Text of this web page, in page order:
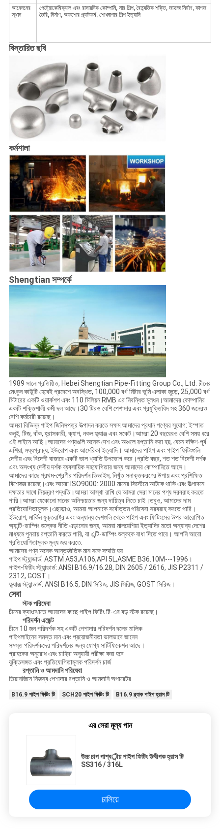
আবেদনের
স্থান
পেট্রোকেমিক্যাল এবং রাসায়নিক কোম্পানি, সার শিল্প, বৈদ্যুতিক শক্তি, জাহাজ নির্মাণ, কাগজ
তৈরি, নির্মাণ, অফশোর প্ল্যাটফর্ম, শোধনাগার শিল্প ইত্যাদি
বিস্তারিত ছবি
কর্মশালা
Shengtian সম্পর্কে
1989 সালে প্রতিষ্ঠিত, Hebei Shengtian Pipe-Fitting Group Co., Ltd. চীনের
মেংকুন কাউন্টি হেবেই প্রদেশে অবস্থিত, 100,000 বর্গ মিটার ভূমি এলাকা জুড়ে, 25,000 বর্গ
মিটারের একটি ওয়ার্কশপ এবং 110 মিলিয়ন RMB এর নিবন্ধিত মূলধন।আমাদের কোম্পানির
একটি শক্তিশালী কর্মী দল আছে।30 টিরও বেশি পেশাদার এবং প্রযুক্তিবিদ সহ 360 জনেরও
বেশি কর্মচারী রয়েছে।
আমরা বিভিন্ন পাইপ জিনিসপত্র উত্পাদন করতে সক্ষম.আমাদের প্রধান পণ্যের সুযোগ: ইস্পাত
কনুই, টিজ, বাঁক, হ্রাসকারী, ক্যাপ, নকল ফ্ল্যাঞ্জ এবং সকেট।আমরা 20 বছরেরও বেশি সময় ধরে
এই লাইনে আছি।আমাদের পণ্যগুলি অনেক দেশ এবং অঞ্চলে রপ্তানি করা হয়, যেমন দক্ষিণ-পূর্ব
এশিয়া, মধ্যপ্রাচ্য, ইউরোপ এবং আমেরিকা ইত্যাদি। আমাদের পাইপ এবং পাইপ ফিটিংগুলি
দেশীয় এবং বিদেশী বাজারে একটি ভাল খ্যাতি উপভোগ করে।প্রতি বছর, শত শত বিদেশী দর্শক
এবং অসংখ্য দেশীয় দর্শক ব্যবসায়িক সহযোগিতার জন্য আমাদের কোম্পানিতে আসে।
আমাদের কাছে প্রথম-শ্রেণীর পরিদর্শন ডিভাইস, নিখুঁত সনাক্তকরণের উপায় এবং প্রশিক্ষিত
বিশেষজ্ঞ রয়েছে।এবং আমরা ISO9000: 2000 মানের সিস্টেমে আটকে থাকি এবং উত্পাদনে
দক্ষতার সাথে নিয়ন্ত্রণ পদ্ধতি।আমরা আস্থা রাখি যে আমরা সেরা মানের পণ্য সরবরাহ করতে
পারি।আমরা যেকোনো মানের অনিশ্চয়তার জন্য দায়িত্ব নিতে চাই।তবুও, আমাদের দাম
প্রতিযোগিতামূলক।এছাড়াও, আমরা আপনাকে সর্বোত্তম পরিষেবা সরবরাহ করতে পারি।
ইউরোপ, মার্কিন যুক্তরাষ্ট্র এবং অন্যান্য দেশগুলি থেকে পাইপ এবং ফিটিংসের উপর আরোপিত
অ্যান্টি-ডাম্পিং শুল্কের নীতি এড়ানোর জন্য, আমরা মালয়েশিয়া ইত্যাদির মতো অন্যান্য দেশের
মাধ্যমে পুনরায় রপ্তানি করতে পারি, যা এন্টি-ডাম্পিং শুল্ককে বাধা দিতে পারে। আপনি আরো
প্রতিযোগিতামূলক মূল্য জয় করতে.
আমাদের পণ্য অনেক আন্তর্জাতিক মান সঙ্গে সম্মতি হয়
পাইপ স্ট্যান্ডার্ড: ASTM A53,A106,API 5L,ASME B36.10M---1996।
পাইপ-ফিটিং স্ট্যান্ডার্ড: ANSI B16.9/16.28, DIN 2605 / 2616, JIS P2311 /
2312, GOST।
ফ্ল্যাঞ্জ স্ট্যান্ডার্ড: ANSI B16.5, DIN সিরিজ, JIS সিরিজ, GOST সিরিজ।
সেবা
স্টক পরিষেবা
চীনের ক্যাংঝোতে আমাদের কাছে পাইপ ফিটিং টি-এর বড় স্টক রয়েছে।
পরিদর্শন এজেন্ট
চীনে 10 জন পরিদর্শক সহ একটি পেশাদার পরিদর্শন দলের মালিক
পাইপলাইনের সমস্ত মান এবং প্রয়োজনীয়তা ভালভাবে জানেন
সমস্ত পরিদর্শকদের পরিদর্শনের জন্য যোগ্য সার্টিফিকেশন আছে।
গ্রাহকের অনুরোধ এবং চাহিদা অনুযায়ী পরীক্ষা করা হবে
যুক্তিসঙ্গত এবং প্রতিযোগিতামূলক পরিদর্শন চার্জ
রপ্তানি ও আমদানি পরিষেবা
তিয়ানজিনে নিজস্ব পেশাদার রপ্তানি ও আমদানি অপারেটর
B16.9 পাইপ ফিটিং টি SCH20 পাইপ ফিটিং টি B16.9 ব্ল্যাক পাইপ হ্রাস টি
এর সেরা মূল্য পান
উচ্চ চাপ পাশ্বর্ীয় পাইপ ফিটিং উদ্দীপক হ্রাস টি
SS316 / 316L
চালিয়ে